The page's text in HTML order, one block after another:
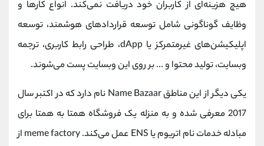
هیچ هزینه‌ای از کاربران خود دریافت نمی‌کند. انواع کارها و
وظایف گوناگونی شامل توسعه قراردادهای هوشمند، توسعه
اپلیکیشن‌های غیرمتمرکز یا dApp، طراحی رابط کاربری، ترجمه
وبسایت، تولید محتوا و ... بر روی این وبسایت پست می‌شوند.
یکی دیگر از این مناطق Name Bazaar نام دارد که در اکتبر سال
2017 معرفی شده و به منزله یک فروشگاه همتا به همتا برای
مبادله خدمات نام اتریوم یا ENS عمل می‌کند. meme factory از